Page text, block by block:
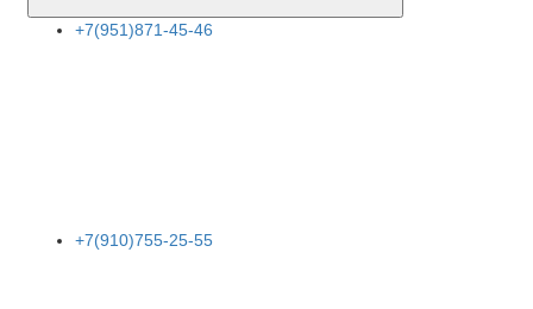
+7(951)871-45-46
+7(910)755-25-55